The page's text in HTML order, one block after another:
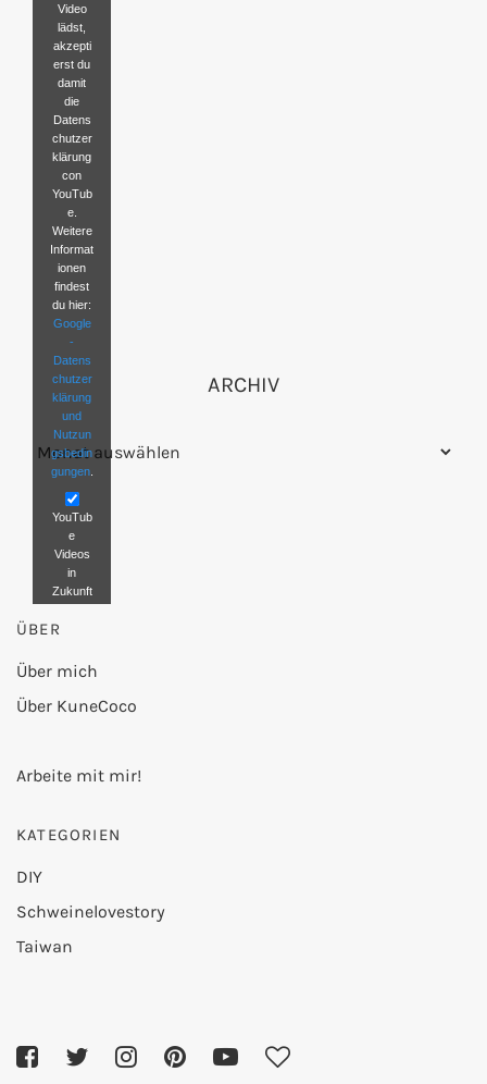
Video
lädst,
akzepti
erst du
damit
die
Datens
chutzer
klärung
con
YouTub
e.
Weitere
Informat
ionen
findest
du hier:
Google
-
Datens
chutzer
klärung
und
Nutzun
gsbedin
gungen.
YouTub
e
Videos
in
Zukunft
mehr
en.
Video
ARCHIV
Archiv
ÜBER
Über mich
Über KuneCoco
Arbeite mit mir!
KATEGORIEN
DIY
Schweinelovestory
Taiwan